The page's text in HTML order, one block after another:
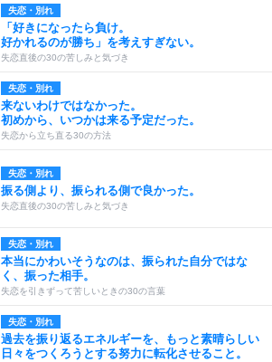
失恋・別れ
「好きになったら負け。
好かれるのが勝ち」を考えすぎない。
失恋直後の30の苦しみと気づき
失恋・別れ
来ないわけではなかった。
初めから、いつかは来る予定だった。
失恋から立ち直る30の方法
失恋・別れ
振る側より、振られる側で良かった。
失恋直後の30の苦しみと気づき
失恋・別れ
本当にかわいそうなのは、振られた自分ではな
く、振った相手。
失恋を引きずって苦しいときの30の言葉
失恋・別れ
過去を振り返るエネルギーを、もっと素晴らしい
日々をつくろうとする努力に転化させること。